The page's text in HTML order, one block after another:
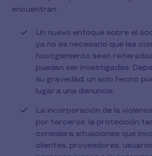
encuentran:
Un nuevo enfoque sobre el
ya no es necesario que las
hostigamiento sean
puedan ser investigadas.
su gravedad, un solo hecho
lugar a una denuncia.
La incorporación de la
por terceros: la protección
considera situaciones que
clientes, proveedores,